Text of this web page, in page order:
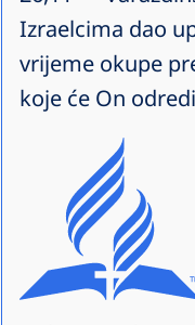
Izraelcima dao
vrijeme okupe
koje će On